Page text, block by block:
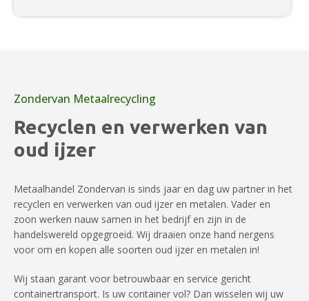
Zondervan Metaalrecycling
Recyclen en verwerken van
oud ijzer
Metaalhandel Zondervan is sinds jaar en dag uw partner in het
recyclen en verwerken van oud ijzer en metalen. Vader en
zoon werken nauw samen in het bedrijf en zijn in de
handelswereld opgegroeid. Wij draaien onze hand nergens
voor om en kopen alle soorten oud ijzer en metalen in!
Wij staan garant voor betrouwbaar en service gericht
containertransport. Is uw container vol? Dan wisselen wij uw